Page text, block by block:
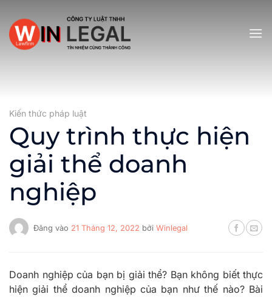
qua
nội
dung
Kiến thức pháp luật
Quy trình thực hiện
giải thể doanh
nghiệp
Đăng vào 21 Tháng 12, 2022 bởi Winlegal
Doanh nghiệp của bạn bị giải thể? Bạn không biết thực
hiện giải thể doanh nghiệp của bạn như thế nào? Bài